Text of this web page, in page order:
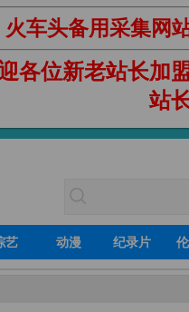
火车头备用采集网
各位新老站长加
站
艺 动漫 纪录片